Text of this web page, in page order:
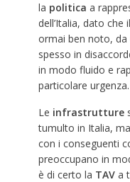
la politica a
dell’Italia, dato che il
ormai ben noto, da
spesso in
in modo fluido e
particolare urgenza.
Le infrastrutture
tumulto in Italia,
con i conseguenti
preoccupano in
è di certo la TAVa